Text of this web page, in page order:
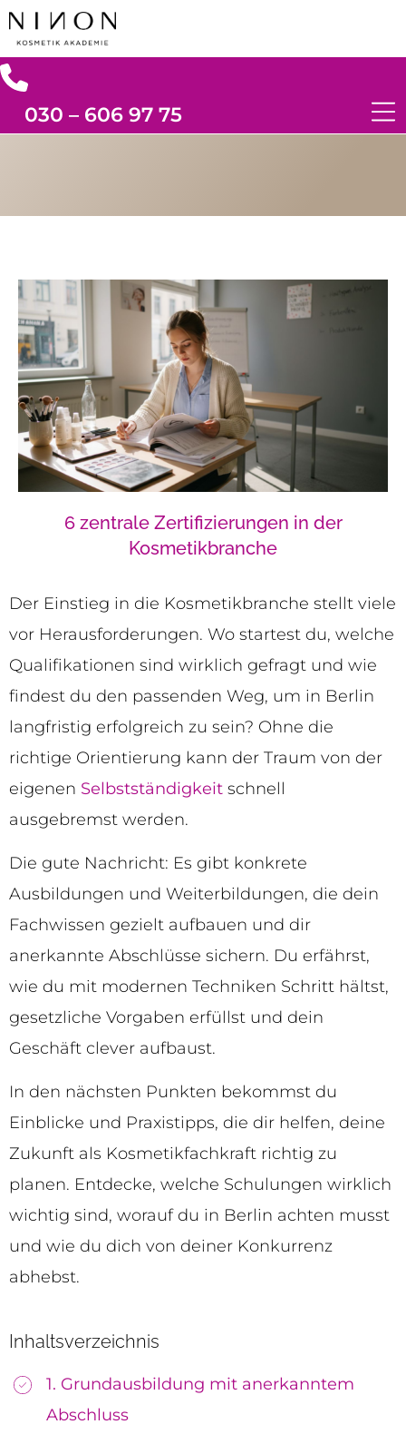
030 – 606 97 75
6 zentrale Zertifizierungen in der
Kosmetikbranche
Der Einstieg in die Kosmetikbranche stellt viele
vor Herausforderungen. Wo startest du, welche
Qualifikationen sind wirklich gefragt und wie
findest du den passenden Weg, um in Berlin
langfristig erfolgreich zu sein? Ohne die
richtige Orientierung kann der Traum von der
eigenen Selbstständigkeit schnell
ausgebremst werden.
Die gute Nachricht: Es gibt konkrete
Ausbildungen und Weiterbildungen, die dein
Fachwissen gezielt aufbauen und dir
anerkannte Abschlüsse sichern. Du erfährst,
wie du mit modernen Techniken Schritt hältst,
gesetzliche Vorgaben erfüllst und dein
Geschäft clever aufbaust.
In den nächsten Punkten bekommst du
Einblicke und Praxistipps, die dir helfen, deine
Zukunft als Kosmetikfachkraft richtig zu
planen. Entdecke, welche Schulungen wirklich
wichtig sind, worauf du in Berlin achten musst
und wie du dich von deiner Konkurrenz
abhebst.
Inhaltsverzeichnis
1. Grundausbildung mit anerkanntem
Abschluss